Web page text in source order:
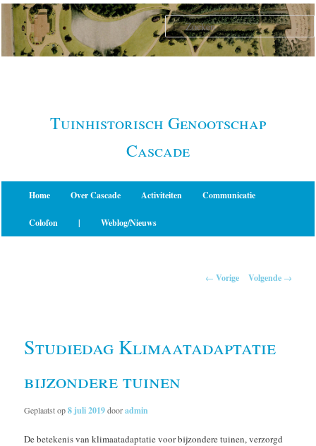
Spring
naar
primaire
Tuinhistorisch Genootschap
Cascade
Home Over Cascade Activiteiten Communicatie
Colofon | Weblog/Nieuws
← Vorige Volgende →
Studiedag Klimaatadaptatie
bijzondere tuinen
Geplaatst op8 juli 2019dooradmin
De betekenis van klimaatadaptatie voor bijzondere tuinen, verzorgd